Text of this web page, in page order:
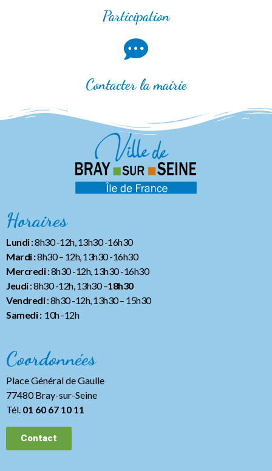
Participation
Contacter la mairie
Horaires
Lundi :8h30 -12h, 13h30 -16h30
Mardi :8h30 – 12h, 13h30 -16h30
Mercredi :8h30 -12h, 13h30 -16h30
Jeudi: 8h30 -12h, 13h30 –18h30
Vendredi: 8h30 -12h, 13h30– 15h30
Samedi :10h -12h
Coordonnées
Place Général de Gaulle
77480 Bray-sur-Seine
Tél. 01 60 67 10 11
Contact